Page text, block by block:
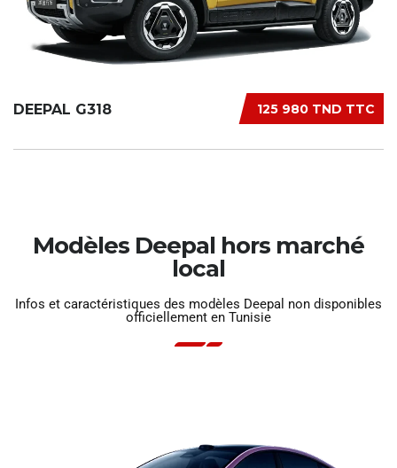
125 980 TND TTC
DEEPAL G318
Modèles Deepal hors marché
local
Infos et caractéristiques des modèles Deepal non disponibles
officiellement en Tunisie